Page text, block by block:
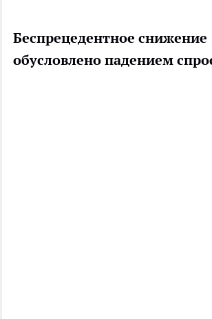
Беспрецедентное снижение
обусловлено падением